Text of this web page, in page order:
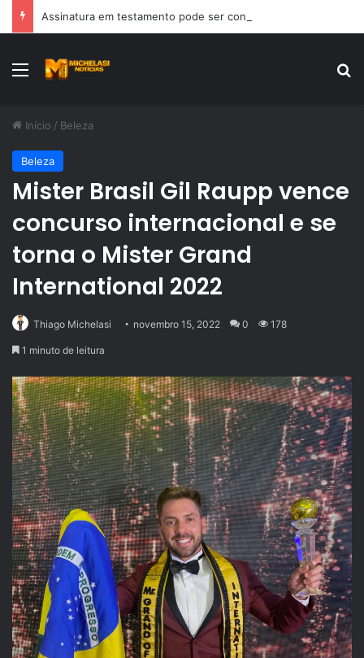
Assinatura em testamento pode ser contestada?
Menu
Início / Beleza
Beleza
Mister Brasil Gil Raupp vence
concurso internacional e se
torna o Mister Grand
International 2022
Thiago Michelasi novembro 15, 2022 0 178
1 minuto de leitura